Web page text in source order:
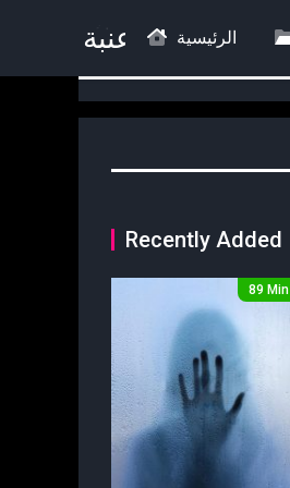
الرئيسية
Recently Added
89 Min